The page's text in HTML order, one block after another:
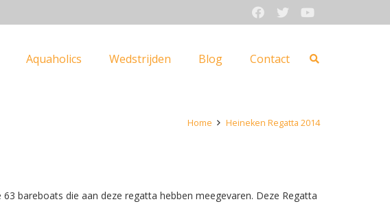
Aquaholics Wedstrijden Blog Contact
Home Heineken Regatta 2014
bareboats die aan deze regatta hebben meegevaren. Deze Regatta